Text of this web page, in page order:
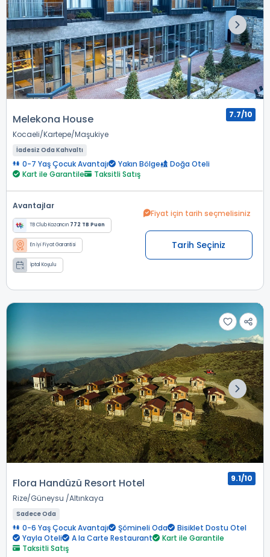
Melekona House
Kocaeli Kartepe Maşukiye
7.7/10
İadesiz Oda Kahvaltı
0-7 Yaş Çocuk Avantajı Yakın Bölge
Doğa Oteli
Kart ile Garantile
Taksitli Satış
Avantajlar
TB Club Kazancın 772 TB Puan
En İyi Fiyat Garantisi
İptal Koşulu
Fiyat için tarih seçmelisiniz
Tarih Seçiniz
Flora Handüzü Resort Hotel
Rize Güneysu Altınkaya
9.1/10
Sadece Oda
0-6 Yaş Çocuk Avantajı Şömineli Oda
Bisiklet Dostu Otel
Yayla Oteli
A la Carte Restaurant
Kart ile Garantile
Taksitli Satış